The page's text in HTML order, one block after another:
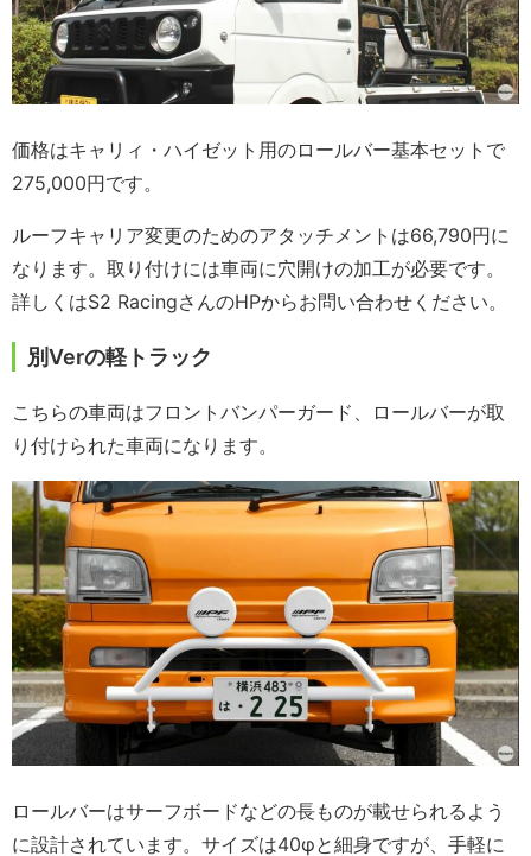
価格はキャリィ・ハイゼット用のロールバー基本セットで
275,000円です。
ルーフキャリア変更のためのアタッチメントは66,790円に
なります。取り付けには車両に穴開けの加工が必要です。
詳しくはS2 RacingさんのHPからお問い合わせください。
別Verの軽トラック
こちらの車両はフロントバンパーガード、ロールバーが取
り付けられた車両になります。
ロールバーはサーフボードなどの長ものが載せられるよう
に設計されています。サイズは40φと細身ですが、手軽に